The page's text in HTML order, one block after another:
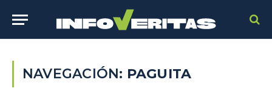
NAVEGACIÓN: PAGUITA